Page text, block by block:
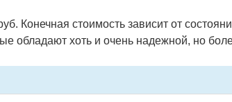
Конечная стоимость зависит от
обладают хоть и очень надежной, но